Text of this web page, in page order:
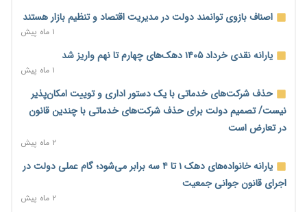
امضای تفاهم‌نامه تجاری ایران و پاکستان؛ هدف‌گذاری تجارت ۱۰
اختیارات جدید گمرکات برای تمدید ورود موقت کالا و خودرو تا
پایان شهریور ابلاغ شد
۱ روز پیش
مرحله سیزدهم کالابرگ در سایه تورم؛ قدرت خرید یارانه یک‌میلیونی
اصناف بازوی توانمند دولت در مدیریت اقتصاد و تنظیم بازار هستند
۱ ماه پیش
یارانه نقدی خرداد ۱۴۰۵ دهک‌های چهارم تا نهم واریز شد
۱ ماه پیش
حذف شرکت‌های خدماتی با یک دستور اداری و توییت امکان‌پذیر
نیست/ تصمیم دولت برای حذف شرکت‌های خدماتی با چندین قانون
در تعارض است
۲ ماه پیش
یارانه خانواده‌های دهک ۱ تا ۴ سه برابر می‌شود؛ گام عملی دولت در
اجرای قانون جوانی جمعیت
۲ ماه پیش